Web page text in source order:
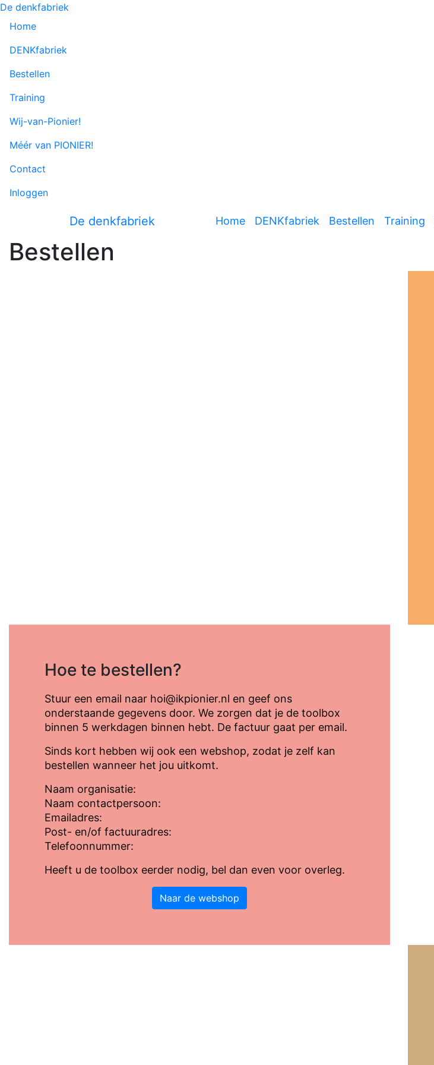
De denkfabriek
Home
DENKfabriek
Bestellen
Training
Wij-van-Pionier!
Méér van PIONIER!
Contact
Inloggen
De denkfabriek Home DENKfabriek Bestellen Training
Bestellen
Hoe te bestellen?
Stuur een email naar hoi@ikpionier.nl en geef ons
onderstaande gegevens door. We zorgen dat je de toolbox
binnen 5 werkdagen binnen hebt. De factuur gaat per email.
Sinds kort hebben wij ook een webshop, zodat je zelf kan
bestellen wanneer het jou uitkomt.
Naam organisatie:
Naam contactpersoon:
Emailadres:
Post- en/of factuuradres:
Telefoonnummer:
Heeft u de toolbox eerder nodig, bel dan even voor overleg.
Naar de webshop